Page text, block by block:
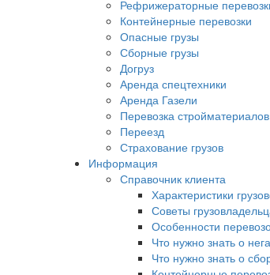
Рефрижераторные
Контейнерные перевозки
Опасные грузы
Сборные грузы
Догруз
Аренда спецтехники
Аренда Газели
Перевозка стройматериалов
Переезд
Страхование грузов
Информация
Справочник клиента
Характеристики
Советы
Особенности
Что нужно знать о
Что нужно знать о